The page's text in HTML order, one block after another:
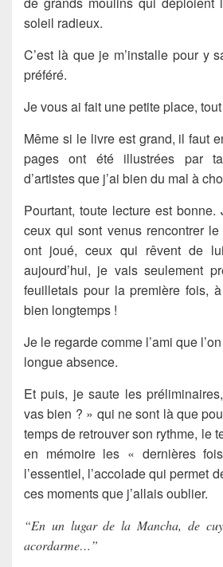
soleil radieux.
C’est là que je m’installe pour y
préféré.
Je vous ai fait une petite place,
Même si le livre est grand, il faut
pages ont été illustrées par
d’artistes que j’ai bien du mal à
Pourtant, toute lecture est
ceux qui sont venus rencontrer
ont joué, ceux qui rêvent de
aujourd’hui, je vais seulement
feuilletais pour la première fois,
bien longtemps !
Je le regarde comme l’ami que
longue absence.
Et puis, je saute les
vas bien ? » qui ne sont là que
temps de retrouver son rythme, le
en mémoire les « dernières
l’essentiel, l’accolade qui permet
ces moments que j’allais oublier.
“En un lugar de la Mancha, de
acordarme…”